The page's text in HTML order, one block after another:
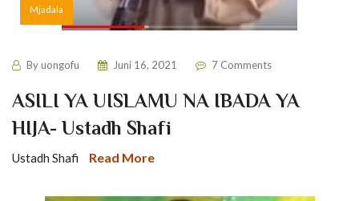
Mjadala
Byuongofu Juni 16, 2021 7 Comments
ASILI YA UISLAMU NA IBADA YA
HIJA- Ustadh Shafi
Ustadh Shafi Read More